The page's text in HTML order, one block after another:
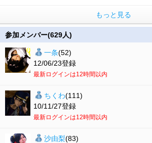
もっと見る
参加メンバー(629人)
一条(52)
12/06/23登録
最新ログインは12時間以内
ちくわ(111)
10/11/27登録
最新ログインは12時間以内
沙由梨(83)